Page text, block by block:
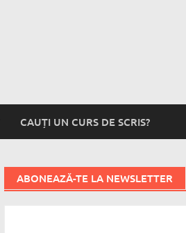
CAUȚI UN CURS DE SCRIS?
ABONEAZĂ-TE LA NEWSLETTER